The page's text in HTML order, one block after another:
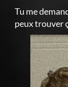
Tu me
peux trouver